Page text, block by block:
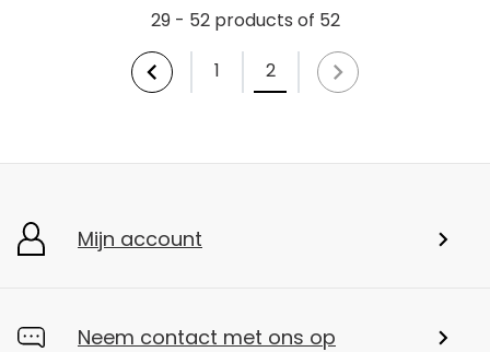
29 - 52 products of 52
1
2
Mijn account
Neem contact met ons op